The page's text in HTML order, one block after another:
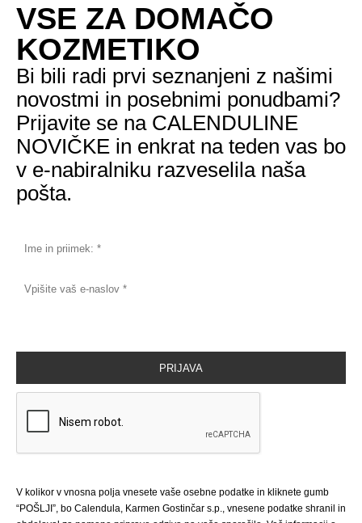
VSE ZA DOMAČO
KOZMETIKO
Bi bili radi prvi seznanjeni z našimi
novostmi in posebnimi ponudbami?
Prijavite se na CALENDULINE
NOVIČKE in enkrat na teden vas bo
v e-nabiralniku razveselila naša
pošta.
V kolikor v vnosna polja vnesete vaše osebne podatke in kliknete gumb
“POŠLJI”, bo Calendula, Karmen Gostinčar s.p., vnesene podatke shranil in